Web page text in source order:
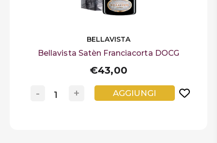
BELLAVISTA
Bellavista Satèn Franciacorta DOCG
€43,00
+
- AGGIUNGI